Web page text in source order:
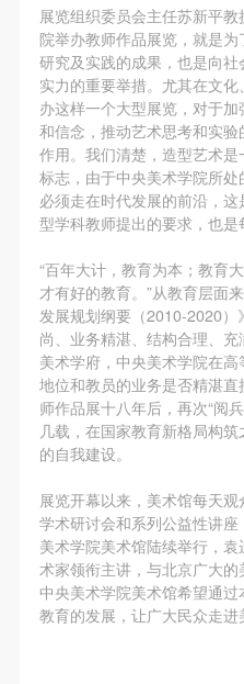
展览组织委员会主任苏新平
院举办教师作品展览，就是
研究及实践的成果，也是向
实力的重要举措。尤其在文
办这样一个大型展览，对于
和信念，推动艺术思考和实
作用。我们清楚，造型艺术
标志，由于中央美术学院所
必须走在时代发展的前沿，
型学科教师提出的要求，也是
“百年大计，教育为本；教育
才有好的教育。”从教育层面
发展规划纲要（2010-2020）
尚、业务精湛、结构合理、
美术学府，中央美术学院在
地位和教员的业务是否精湛
师作品展十八年后，再次“阅
几载，在国家教育新格局构
的自我建设。
展览开幕以来，美术馆每天
学术研讨会和系列公益性讲
美术学院美术馆陆续举行，
术家领衔主讲，与北京广大的
中央美术学院美术馆希望通
教育的发展，让广大民众走进
民法通则》以及 最高人民
人民共和国民法通则》若
有关规定，为明确肖像许
方）的权利义务关系，经
带有甲方肖像的作品的使
一、 一般约定
（1）、甲方为本协议中
肖像权许可乙方作符合本
途。
（2）、乙方中央美术学
性、专业性、国际化的现
院美术馆与时代同行，努
术的空间氛围，竭诚与各
和观众进行良好互动。以
极策划国际、国内多视角
提供一个交流、学习、展
单位，其开展的公共教育
主。
（3）、乙方为甲方拍摄
有公教活动。
民法通则》以及 最高人民
人民共和国民法通则》若
有关规定，为明确肖像许
方）的权利义务关系，经
带有甲方肖像的作品的使
一、 一般约定
（1）、甲方为本协议中
肖像权许可乙方作符合本
途。
（2）、乙方中央美术学
性、专业性、国际化的现
院美术馆与时代同行，努
术的空间氛围，竭诚与各
和观众进行良好互动。以
极策划国际、国内多视角
提供一个交流、学习、展
单位，其开展的公共教育
主。
（3）、乙方为甲方拍摄
有公教活动。
民法通则》以及 最高人民
人民共和国民法通则》若
有关规定，为明确肖像许
方）的权利义务关系，经
带有甲方肖像的作品的使
一、 一般约定
（1）、甲方为本协议中
肖像权许可乙方作符合本
途。
（2）、乙方中央美术学
性、专业性、国际化的现
院美术馆与时代同行，努
术的空间氛围，竭诚与各
和观众进行良好互动。以
极策划国际、国内多视角
提供一个交流、学习、展
单位，其开展的公共教育
主。
（3）、乙方为甲方拍摄
有公教活动。